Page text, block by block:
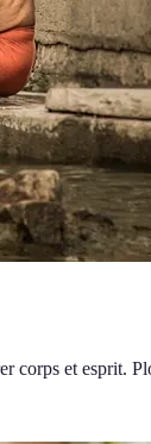
et esprit.